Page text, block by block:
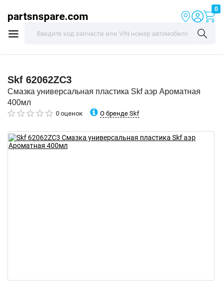
partsnspare.com
0
Skf 62062ZC3
Смазка универсальная пластика Skf аэр Ароматная
400мл
0 оценок О бренде Skf